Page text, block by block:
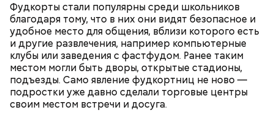
Фудкорты стали популярны среди школьников
благодаря тому, что в них они видят безопасное и
удобное место для общения, вблизи которого есть
и другие развлечения, например компьютерные
клубы или заведения с фастфудом. Ранее таким
местом могли быть дворы, открытые стадионы,
подъезды. Само явление фудкортниц не ново —
подростки уже давно сделали торговые центры
своим местом встречи и досуга.